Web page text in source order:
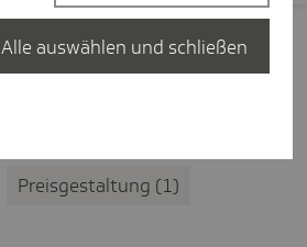
Filter zurücksetzen
Preisgestaltung 1
Alle auswählen und schließen